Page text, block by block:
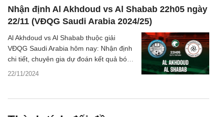
Nhận định Al Akhdoud vs Al Shabab 22h05 ngày
22/11 (VĐQG Saudi Arabia 2024/25)
22/11/2024
Al Akhdoud vs Al Shabab thuộc giải
VĐQG Saudi Arabia hôm nay: Nhận định
chi tiết, chuyên gia dự đoán kết quả bóng
đá, thống kê - phân tích tỷ số trận đấu.